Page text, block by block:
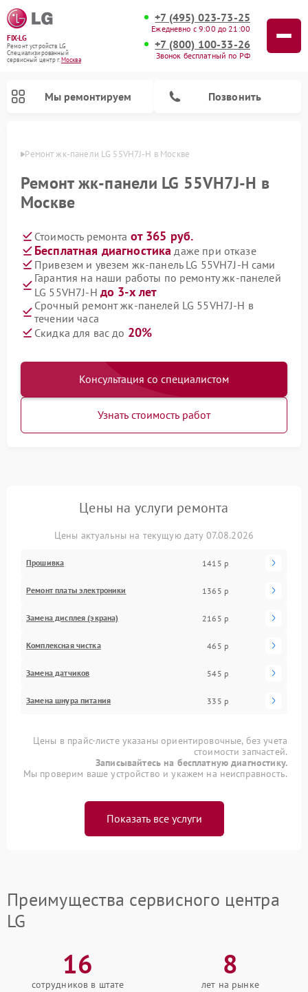
FIX-LG
Ремонт устройств LG
Специализированный
cервисный центр г.Москва
+7 (495) 023-73-25
Ежедневно с 9:00 до 21:00
+7 (800) 100-33-26
Звонок бесплатный по РФ
Мы ремонтируем Позвонить
Ремонт жк-панели LG 55VH7J-H в Москве
Ремонт жк-панели LG 55VH7J-H в
Москве
Стоимость ремонта от 365 руб.
Бесплатная диагностика даже при отказе
Привезем и увезем жк-панель LG 55VH7J-H сами
Гарантия на наши работы по ремонту жк-панелей
LG 55VH7J-H до 3-х лет
Срочный ремонт жк-панелей LG 55VH7J-H в
течении часа
Скидка для вас до 20%
Консультация со специалистом
Узнать стоимость работ
Цены на услуги ремонта
Цены актуальны на текущую дату 07.08.2026
Прошивка 1415 р
Ремонт платы электроники 1365 р
Замена дисплея (экрана) 2165 р
Комплексная чистка 465 р
Замена датчиков 545 р
Замена шнура питания 335 р
Цены в прайс-листе указаны ориентировочные, без учета
стоимости запчастей.
Записывайтесь на бесплатную диагностику.
Мы проверим ваше устройство и укажем на неисправность.
Показать все услуги
Преимущества сервисного центра
LG
16
сотрудников в штате
8
лет на рынке